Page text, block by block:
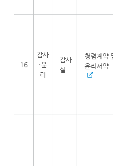
16
감사
·윤
리
감사
실
청렴계약
윤리서약